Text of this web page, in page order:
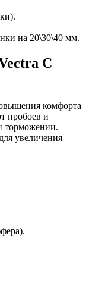
на 20\30\40 мм.
C
комфорта
пробоев и
торможении.
увеличения